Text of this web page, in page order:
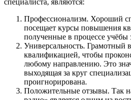
специалиста, являются:
Профессионализм. Хороший
посещает курсы повышения
полученные в процессе учёбы
Универсальность. Грамотный
квалификацией, чтобы
любому направлению. Это
выходящая за круг
проигнорирована.
Положительные отзывы. Так